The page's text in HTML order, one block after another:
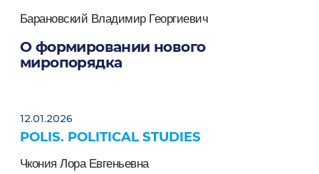
Барановский Владимир Георгиевич
О формировании нового
миропорядка
12.01.2026
POLIS. POLITICAL STUDIES
Чкония Лора Евгеньевна